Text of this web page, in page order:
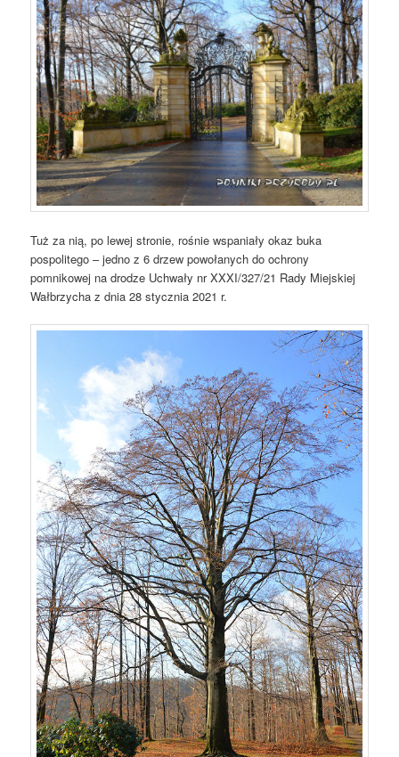
Tuż za nią, po lewej stronie, rośnie wspaniały okaz buka
pospolitego – jedno z 6 drzew powołanych do ochrony
pomnikowej na drodze Uchwały nr XXXI/327/21 Rady Miejskiej
Wałbrzycha z dnia 28 stycznia 2021 r.